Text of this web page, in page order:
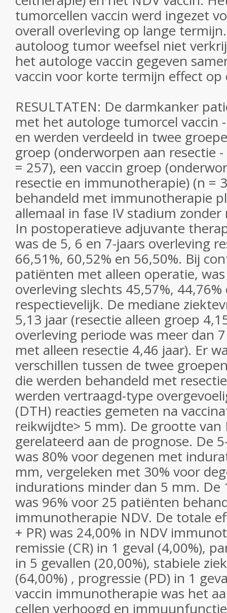
tumorcellen vaccin werd ingezet
overall overleving op lange
autoloog tumor weefsel niet
het autologe vaccin gegeven
vaccin voor korte termijn effect
RESULTATEN: De darmkanker
met het autologe tumorcel vaccin
en werden verdeeld in twee
groep (onderworpen aan resectie
= 257), een vaccin groep
resectie en immunotherapie) (n =
behandeld met immunotherapie
allemaal in fase IV stadium
In postoperatieve adjuvante
was de 5, 6 en 7-jaars overleving
66,51%, 60,52% en 56,50%. Bij
patiënten met alleen operatie,
overleving slechts 45,57%, 44,76%
respectievelijk. De mediane
5,13 jaar (resectie alleen groep
overleving periode was meer dan
met alleen resectie 4,46 jaar). Er
verschillen tussen de twee
die werden behandeld met
werden vertraagd-type
(DTH) reacties gemeten na
reikwijdte> 5 mm). De grootte van
gerelateerd aan de prognose. De
was 80% voor degenen met
mm, vergeleken met 30% voor
indurations minder dan 5 mm. De
was 96% voor 25 patiënten
immunotherapie NDV. De totale
+ PR) was 24,00% in NDV
remissie (CR) in 1 geval (4,00%),
in 5 gevallen (20,00%), stabiele
(64,00%) , progressie (PD) in 1
vaccin immunotherapie was het
cellen verhoogd en